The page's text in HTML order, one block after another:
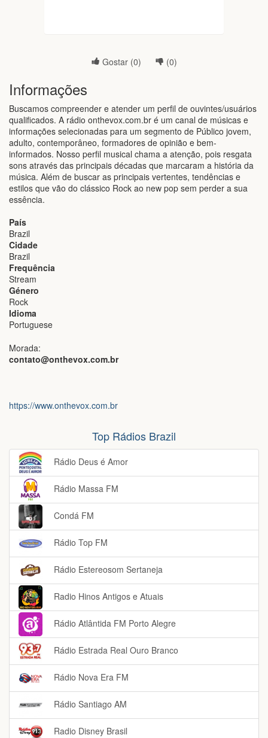
Gostar (0) (0)
Informações
Buscamos compreender e atender um perfil de ouvintes/usuários
qualificados. A rádio onthevox.com.br é um canal de músicas e
informações selecionadas para um segmento de Público jovem,
adulto, contemporâneo, formadores de opinião e bem-
informados. Nosso perfil musical chama a atenção, pois resgata
sons através das principais décadas que marcaram a história da
música. Além de buscar as principais vertentes, tendências e
estilos que vão do clássico Rock ao new pop sem perder a sua
essência.
País
Brazil
Cidade
Brazil
Frequência
Stream
Género
Rock
Idioma
Portuguese
Morada:
contato@onthevox.com.br
https://www.onthevox.com.br
Top Rádios Brazil
Rádio Deus é Amor
Rádio Massa FM
Condá FM
Rádio Top FM
Rádio Estereosom Sertaneja
Radio Hinos Antigos e Atuais
Rádio Atlântida FM Porto Alegre
Rádio Estrada Real Ouro Branco
Rádio Nova Era FM
Rádio Santiago AM
Radio Disney Brasil